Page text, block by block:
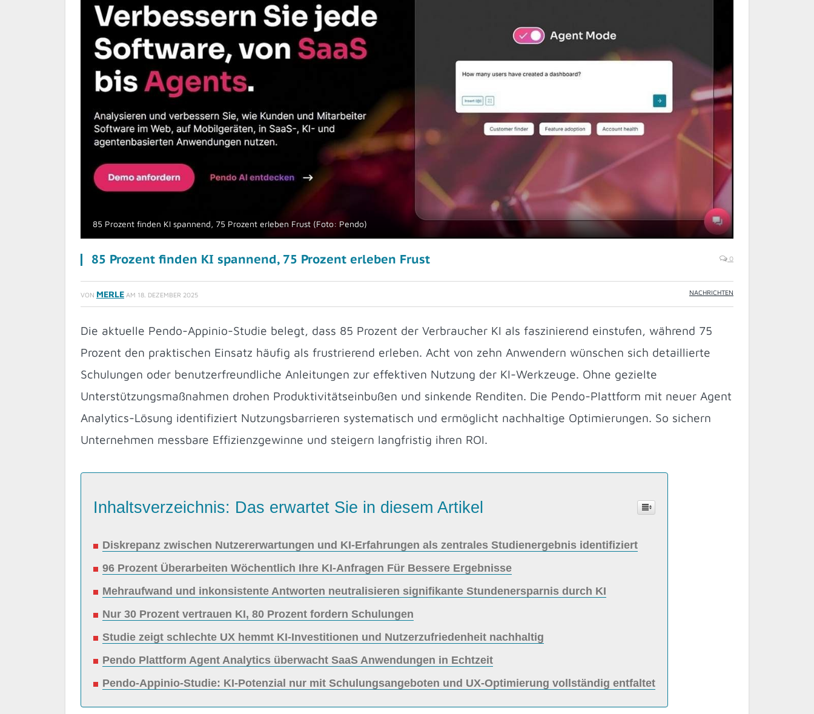
85 Prozent finden KI spannend, 75 Prozent erleben Frust (Foto: Pendo)
85 Prozent finden KI spannend, 75 Prozent erleben Frust 0
VON MERLE AM 18. DEZEMBER 2025 NACHRICHTEN
Die aktuelle Pendo-Appinio-Studie belegt, dass 85 Prozent der Verbraucher KI als faszinierend einstufen, während 75
Prozent den praktischen Einsatz häufig als frustrierend erleben. Acht von zehn Anwendern wünschen sich detaillierte
Schulungen oder benutzerfreundliche Anleitungen zur effektiven Nutzung der KI-Werkzeuge. Ohne gezielte
Unterstützungsmaßnahmen drohen Produktivitätseinbußen und sinkende Renditen. Die Pendo-Plattform mit neuer Agent
Analytics-Lösung identifiziert Nutzungsbarrieren systematisch und ermöglicht nachhaltige Optimierungen. So sichern
Unternehmen messbare Effizienzgewinne und steigern langfristig ihren ROI.
Inhaltsverzeichnis: Das erwartet Sie in diesem Artikel
Diskrepanz zwischen Nutzererwartungen und KI-Erfahrungen als zentrales Studienergebnis identifiziert
96 Prozent Überarbeiten Wöchentlich Ihre KI-Anfragen Für Bessere Ergebnisse
Mehraufwand und inkonsistente Antworten neutralisieren signifikante Stundenersparnis durch KI
Nur 30 Prozent vertrauen KI, 80 Prozent fordern Schulungen
Studie zeigt schlechte UX hemmt KI-Investitionen und Nutzerzufriedenheit nachhaltig
Pendo Plattform Agent Analytics überwacht SaaS Anwendungen in Echtzeit
Pendo-Appinio-Studie: KI-Potenzial nur mit Schulungsangeboten und UX-Optimierung vollständig entfaltet